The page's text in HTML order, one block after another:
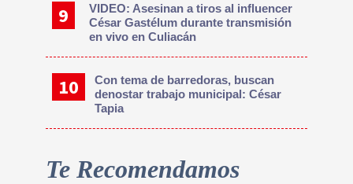
VIDEO: Asesinan a tiros al influencer
César Gastélum durante transmisión
en vivo en Culiacán
Con tema de barredoras, buscan
denostar trabajo municipal: César
Tapia
Te Recomendamos